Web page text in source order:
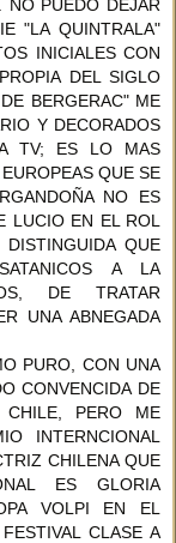
NO PUEDO DEJAR
"LA QUINTRALA"
INICIALES CON
DEL SIGLO
BERGERAC" ME
Y DECORADOS
TV; ES LO MAS
QUE SE
NO ES
LUCIO EN EL ROL
QUE
A LA
DE TRATAR
UNA ABNEGADA
PURO, CON UNA
CONVENCIDA DE
PERO ME
INTERNCIONAL
CHILENA QUE
ES GLORIA
VOLPI EN EL
CLASE A